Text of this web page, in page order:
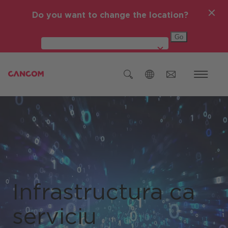
Do you want to change the location?
Austria (Deutsch)
Germania (Deutsch)
Republica Cehă (čeština)
România
Global (English)
Infrastructura ca
serviciu